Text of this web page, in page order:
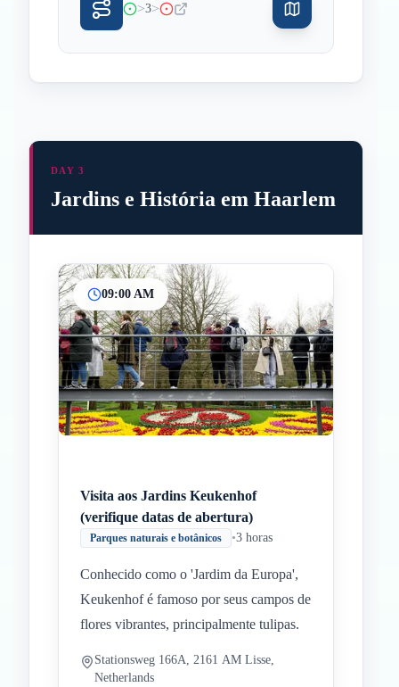
>3>
InicioParadas intermedias
Final
DAY 3
Jardins e História em Haarlem
09:00 AM
Visita aos Jardins Keukenhof
(verifique datas de abertura)
Parques naturais e botânicos •3 horas
Conhecido como o 'Jardim da Europa',
Keukenhof é famoso por seus campos de
flores vibrantes, principalmente tulipas.
Stationsweg 166A, 2161 AM Lisse,
Netherlands